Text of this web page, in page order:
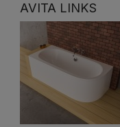
AVITA LINKS